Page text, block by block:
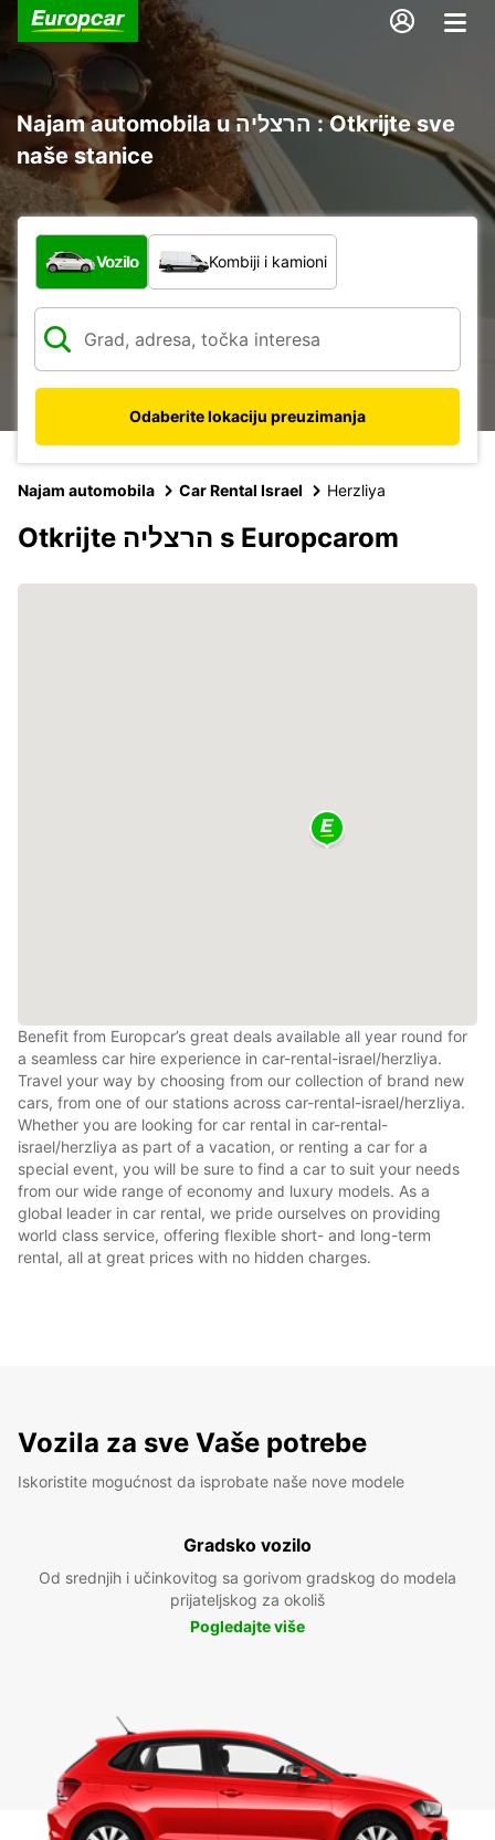
Najam automobila u הרצליה : Otkrijte sve
naše stanice
Koja vrsta vozila?
Vozilo Kombiji i kamioni
Odaberite lokaciju preuzimanja
Najam automobila Car Rental Israel Herzliya
Otkrijte הרצליה s Europcarom
Benefit from Europcar’s great deals available all year round for
a seamless car hire experience in car-rental-israel/herzliya.
Travel your way by choosing from our collection of brand new
cars, from one of our stations across car-rental-israel/herzliya.
Whether you are looking for car rental in car-rental-
israel/herzliya as part of a vacation, or renting a car for a
special event, you will be sure to find a car to suit your needs
from our wide range of economy and luxury models. As a
global leader in car rental, we pride ourselves on providing
world class service, offering flexible short- and long-term
rental, all at great prices with no hidden charges.
Vozila za sve Vaše potrebe
Iskoristite mogućnost da isprobate naše nove modele
Gradsko vozilo
Od srednjih i učinkovitog sa gorivom gradskog do modela
prijateljskog za okoliš
Pogledajte više